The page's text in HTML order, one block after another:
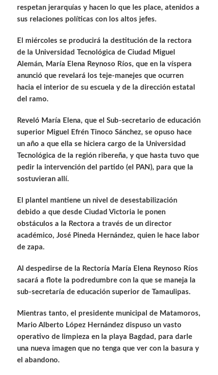
respetan jerarquías y hacen lo que les place, atenidos a
sus relaciones políticas con los altos jefes.
El miércoles se producirá la destitución de la rectora
de la Universidad Tecnológica de Ciudad Miguel
Alemán, María Elena Reynoso Ríos, que en la víspera
anunció que revelará los teje-manejes que ocurren
hacia el interior de su escuela y de la dirección estatal
del ramo.
Reveló María Elena, que el Sub-secretario de educación
superior Miguel Efrén Tinoco Sánchez, se opuso hace
un año a que ella se hiciera cargo de la Universidad
Tecnológica de la región ribereña, y que hasta tuvo que
pedir la intervención del partido (el PAN), para que la
sostuvieran allí.
El plantel mantiene un nivel de desestabilización
debido a que desde Ciudad Victoria le ponen
obstáculos a la Rectora a través de un director
académico, José Pineda Hernández, quien le hace labor
de zapa.
Al despedirse de la Rectoría María Elena Reynoso Ríos
sacará a flote la podredumbre con la que se maneja la
sub-secretaría de educación superior de Tamaulipas.
Mientras tanto, el presidente municipal de Matamoros,
Mario Alberto López Hernández dispuso un vasto
operativo de limpieza en la playa Bagdad, para darle
una nueva imagen que no tenga que ver con la basura y
el abandono.